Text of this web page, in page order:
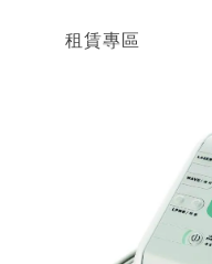
租賃專區